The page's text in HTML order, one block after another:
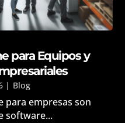
para Equipos y
| Blog
para empresas son
software...